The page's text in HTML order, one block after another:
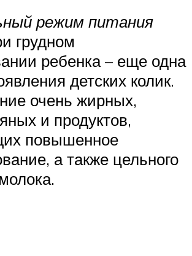
режим питания
грудном
ребенка – еще одна
детских колик.
очень жирных,
и продуктов,
повышенное
а также цельного